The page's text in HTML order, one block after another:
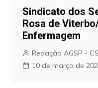
Sindicato dos
Rosa de
Enfermagem
Redação AGSP -
10 de março de